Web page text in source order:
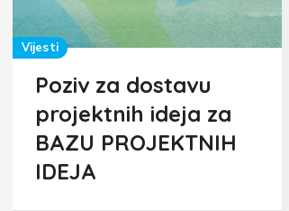
Vijesti
Poziv za dostavu
projektnih ideja za
BAZU PROJEKTNIH
IDEJA